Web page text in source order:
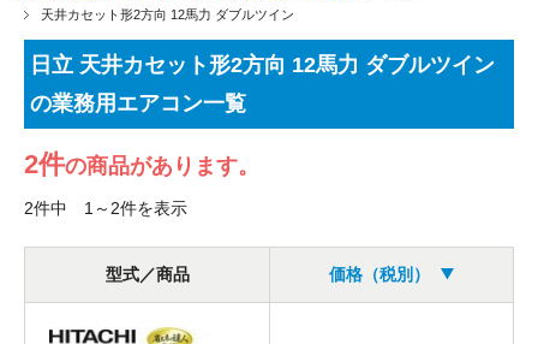
天井カセット形2方向 12馬力 ダブルツイン
日立 天井カセット形2方向 12馬力 ダブルツイン
の業務用エアコン一覧
2件の商品があります。
2件中 1～2件を表示
型式／商品 価格（税別）